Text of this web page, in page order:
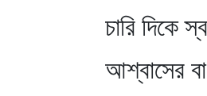
চারি দিকে
আশ্বাসের